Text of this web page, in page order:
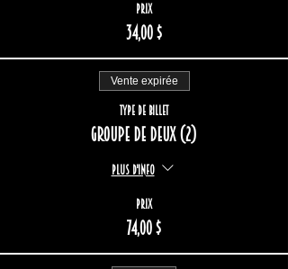
Prix
34,00 $
Vente expirée
Type de billet
Groupe de deux (2)
Plus d'info
Prix
74,00 $